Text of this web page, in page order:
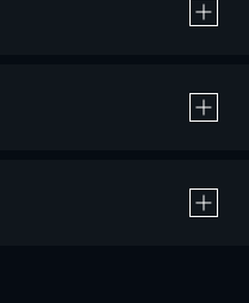
済による作品の購入 / レンタルです。
タルは、20％のポイント還元です。